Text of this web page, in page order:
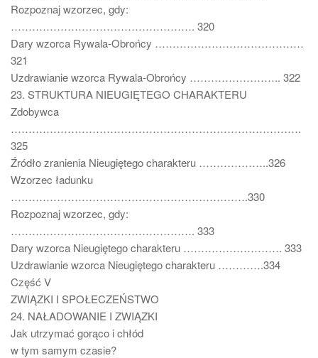
Rozpoznaj wzorzec, gdy:
……………………………………………. 320
Dary wzorca Rywala-Obrońcy ……………………………………
321
Uzdrawianie wzorca Rywala-Obrońcy …………………….. 322
23. STRUKTURA NIEUGIĘTEGO CHARAKTERU
Zdobywca
……………………………………………………………………….
325
Źródło zranienia Nieugiętego charakteru ………………..326
Wzorzec ładunku
………………………………………………………….330
Rozpoznaj wzorzec, gdy:
……………………………………………. 333
Dary wzorca Nieugiętego charakteru ………………………. 333
Uzdrawianie wzorca Nieugiętego charakteru ………….334
Część V
ZWIĄZKI I SPOŁECZEŃSTWO
24. NAŁADOWANIE I ZWIĄZKI
Jak utrzymać gorąco i chłód
w tym samym czasie?